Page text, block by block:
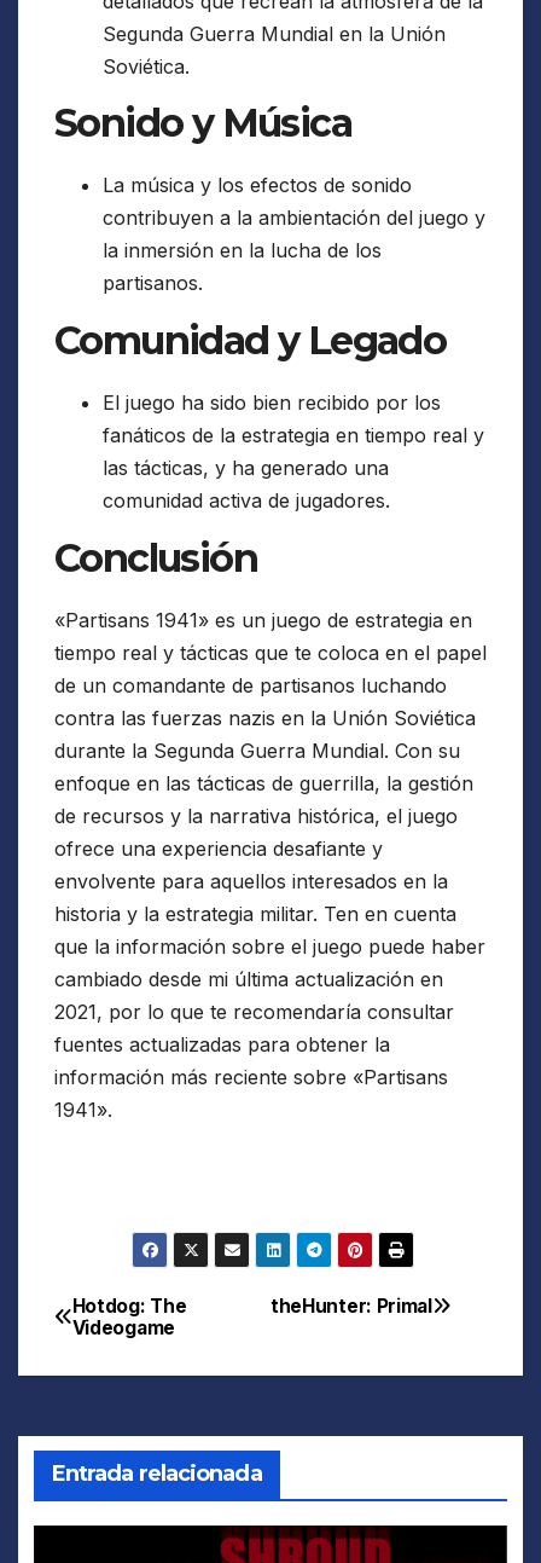
Segunda Guerra Mundial en la Unión
Soviética.
Sonido y Música
La música y los efectos de sonido
contribuyen a la ambientación del juego y
la inmersión en la lucha de los
partisanos.
Comunidad y Legado
El juego ha sido bien recibido por los
fanáticos de la estrategia en tiempo real y
las tácticas, y ha generado una
comunidad activa de jugadores.
Conclusión
«Partisans 1941» es un juego de estrategia en
tiempo real y tácticas que te coloca en el papel
de un comandante de partisanos luchando
contra las fuerzas nazis en la Unión Soviética
durante la Segunda Guerra Mundial. Con su
enfoque en las tácticas de guerrilla, la gestión
de recursos y la narrativa histórica, el juego
ofrece una experiencia desafiante y
envolvente para aquellos interesados en la
historia y la estrategia militar. Ten en cuenta
que la información sobre el juego puede haber
cambiado desde mi última actualización en
2021, por lo que te recomendaría consultar
fuentes actualizadas para obtener la
información más reciente sobre «Partisans
1941».
Navegación
de
theHunter: Primal
Hotdog: The
Videogame
Entrada relacionada